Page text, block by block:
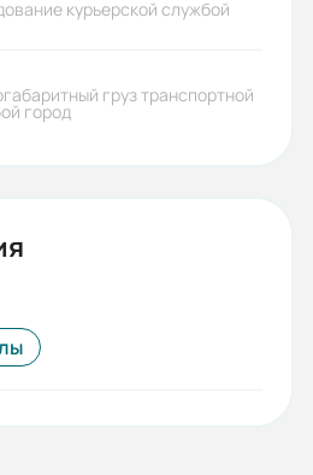
курьерской службой
груз транспортной
город